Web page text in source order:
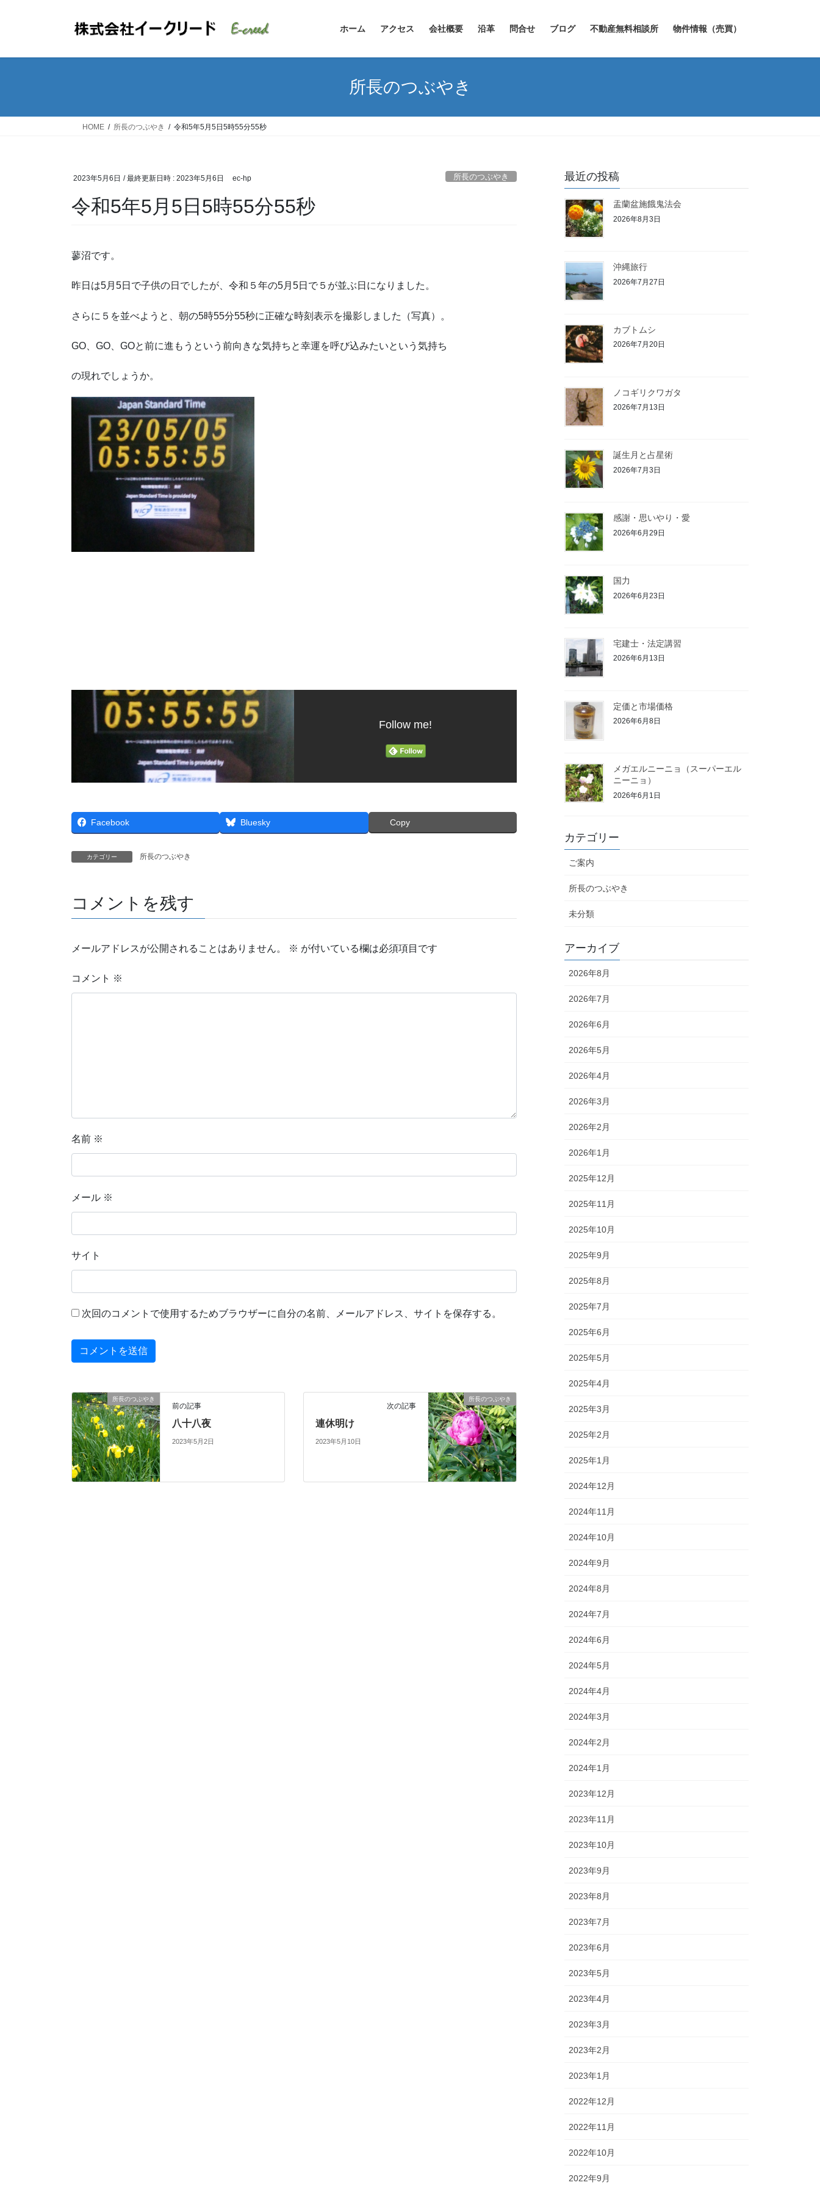
ホーム アクセス 会社概要 沿革 問合せ ブログ 不動産無料相談所 物件情報（売買）
所長のつぶやき
HOME 所長のつぶやき 令和5年5月5日5時55分55秒
2023年5月6日 / 最終更新日時 : 2023年5月6日 ec-hp 所長のつぶやき
令和5年5月5日5時55分55秒
蓼沼です。
昨日は5月5日で子供の日でしたが、令和５年の5月5日で５が並ぶ日になりました。
さらに５を並べようと、朝の5時55分55秒に正確な時刻表示を撮影しました（写真）。
GO、GO、GOと前に進もうという前向きな気持ちと幸運を呼び込みたいという気持ち
の現れでしょうか。
Follow me!
Facebook Bluesky Copy
カテゴリー 所長のつぶやき
コメントを残す
メールアドレスが公開されることはありません。 ※ が付いている欄は必須項目です
コメント ※
名前 ※
メール ※
サイト
次回のコメントで使用するためブラウザーに自分の名前、メールアドレス、サイトを保存する。
所長のつぶやき
前の記事
八十八夜
2023年5月2日
所長のつぶやき
次の記事
連休明け
2023年5月10日
最近の投稿
盂蘭盆施餓鬼法会
2026年8月3日
沖縄旅行
2026年7月27日
カブトムシ
2026年7月20日
ノコギリクワガタ
2026年7月13日
誕生月と占星術
2026年7月3日
感謝・思いやり・愛
2026年6月29日
国力
2026年6月23日
宅建士・法定講習
2026年6月13日
定価と市場価格
2026年6月8日
メガエルニーニョ（スーパーエル
ニーニョ）
2026年6月1日
カテゴリー
ご案内
所長のつぶやき
未分類
アーカイブ
2026年8月
2026年7月
2026年6月
2026年5月
2026年4月
2026年3月
2026年2月
2026年1月
2025年12月
2025年11月
2025年10月
2025年9月
2025年8月
2025年7月
2025年6月
2025年5月
2025年4月
2025年3月
2025年2月
2025年1月
2024年12月
2024年11月
2024年10月
2024年9月
2024年8月
2024年7月
2024年6月
2024年5月
2024年4月
2024年3月
2024年2月
2024年1月
2023年12月
2023年11月
2023年10月
2023年9月
2023年8月
2023年7月
2023年6月
2023年5月
2023年4月
2023年3月
2023年2月
2023年1月
2022年12月
2022年11月
2022年10月
2022年9月